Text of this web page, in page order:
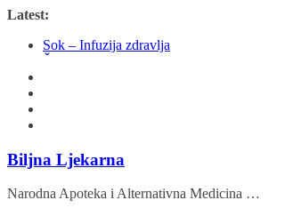
Skip
content
Latest:
Sok – Infuzija zdravlja
Biljna Ljekarna
Narodna Apoteka i Alternativna Medicina …